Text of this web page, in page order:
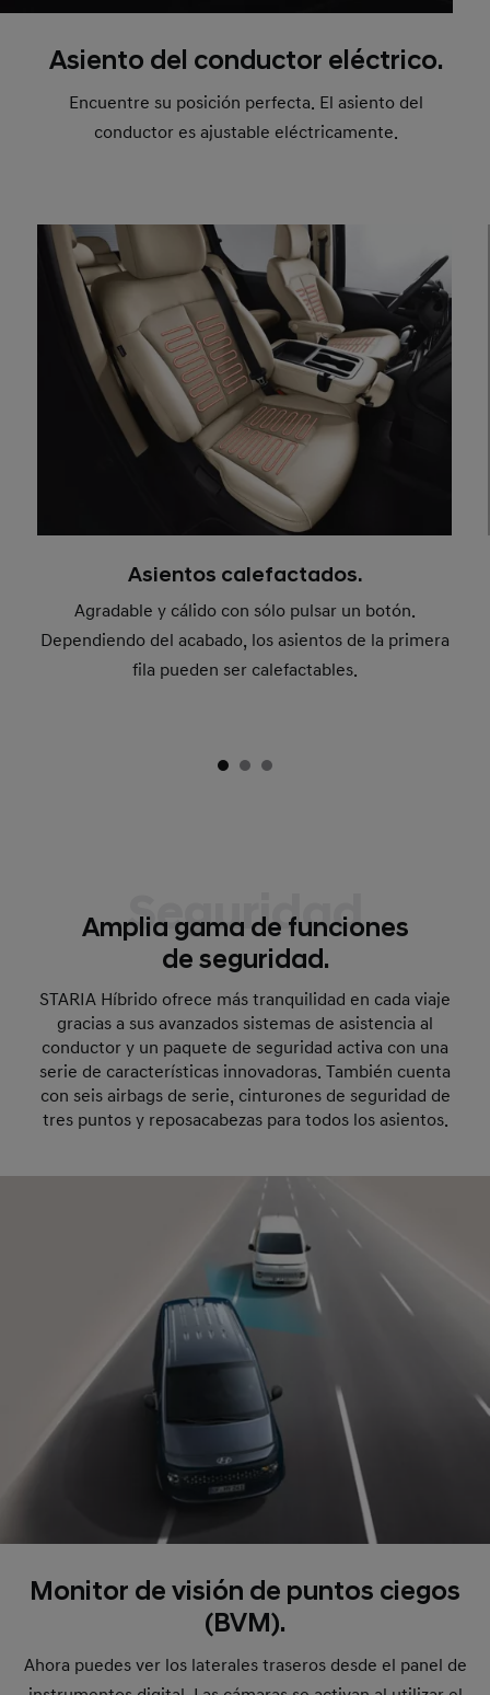
Asiento del conductor eléctrico.
Encuentre su posición perfecta. El asiento del
conductor es ajustable eléctricamente.
Asientos calefactados.
Agradable y cálido con sólo pulsar un botón.
Dependiendo del acabado, los asientos de la primera
fila pueden ser calefactables.
Seguridad
Amplia gama de funciones
de seguridad.
STARIA Híbrido ofrece más tranquilidad en cada viaje
gracias a sus avanzados sistemas de asistencia al
conductor y un paquete de seguridad activa con una
serie de características innovadoras. También cuenta
con seis airbags de serie, cinturones de seguridad de
tres puntos y reposacabezas para todos los asientos.
Monitor de visión de puntos ciegos
(BVM).
Ahora puedes ver los laterales traseros desde el panel de